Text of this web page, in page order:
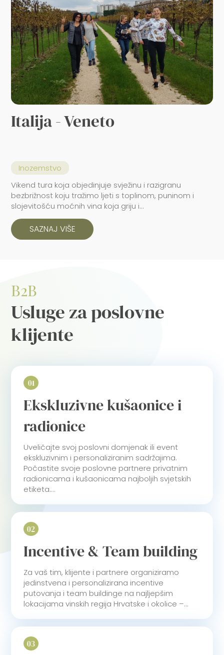
Italija - Veneto
Inozemstvo
Vikend tura koja objedinjuje svježinu i razigranu
bezbrižnost koju tražimo ljeti s toplinom, puninom i
slojevitošću moćnih vina koja griju i...
SAZNAJ VIŠE
B2B
Usluge za poslovne
klijente
01
Ekskluzivne kušaonice i
radionice
Uveličajte svoj poslovni domjenak ili event
ekskluzivnim i personaliziranim sadržajima.
Počastite svoje poslovne partnere privatnim
radionicama i kušaonicama najboljih svjetskih
etiketa....
02
Incentive & Team building
Za vaš tim, klijente i partnere organiziramo
jedinstvena i personalizirana incentive
putovanja i team buildinge na najljepšim
lokacijama vinskih regija Hrvatske i okolice –...
03